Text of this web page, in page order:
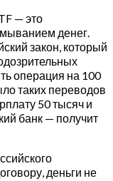
— это
денег.
закон, который
операция на 100
таких переводов
50 тысяч и
банк — получит
деньги не